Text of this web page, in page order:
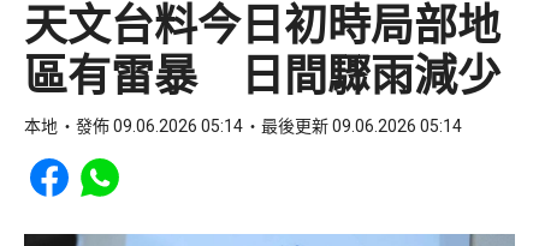
天文台料今日初時局部地
區有雷暴 日間驟雨減少
本地 發佈 09.06.2026 05:14 最後更新 09.06.2026 05:14
Share to Facebook
Share to WhatsApp